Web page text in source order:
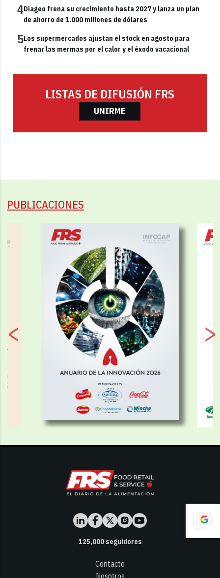
4Diageo frena su crecimiento hasta 2027 y lanza un plan
de ahorro de 1.000 millones de dólares
5Los supermercados ajustan el stock en agosto para
frenar las mermas por el calor y el éxodo vacacional
LISTAS DE DIFUSIÓN FRS
UNIRME
PUBLICACIONES
125,000seguidores
Contacto
Nosotros